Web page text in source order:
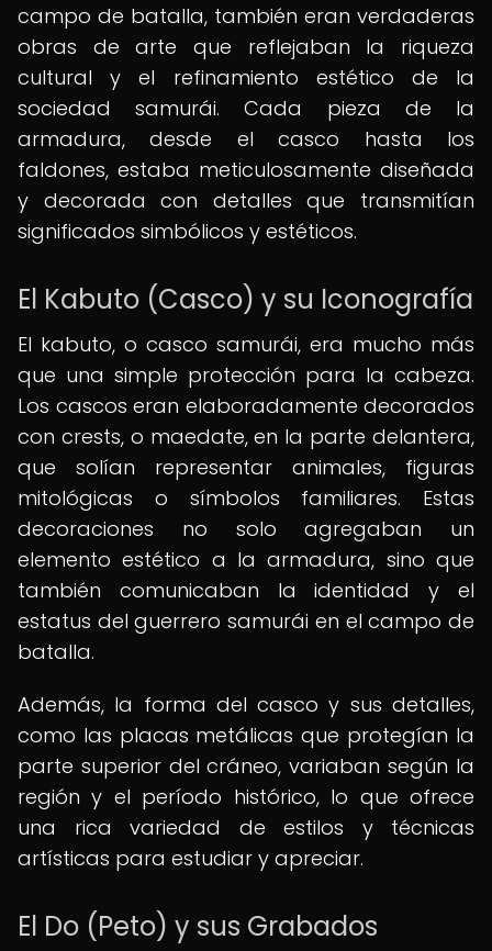
campo de batalla, también eran verdaderas
obras de arte que reflejaban la riqueza
cultural y el refinamiento estético de la
sociedad samurái. Cada pieza de la
armadura, desde el casco hasta los
faldones, estaba meticulosamente diseñada
y decorada con detalles que transmitían
significados simbólicos y estéticos.
El Kabuto (Casco) y su Iconografía
El kabuto, o casco samurái, era mucho más
que una simple protección para la cabeza.
Los cascos eran elaboradamente decorados
con crests, o maedate, en la parte delantera,
que solían representar animales, figuras
mitológicas o símbolos familiares. Estas
decoraciones no solo agregaban un
elemento estético a la armadura, sino que
también comunicaban la identidad y el
estatus del guerrero samurái en el campo de
batalla.
Además, la forma del casco y sus detalles,
como las placas metálicas que protegían la
parte superior del cráneo, variaban según la
región y el período histórico, lo que ofrece
una rica variedad de estilos y técnicas
artísticas para estudiar y apreciar.
El Do (Peto) y sus Grabados